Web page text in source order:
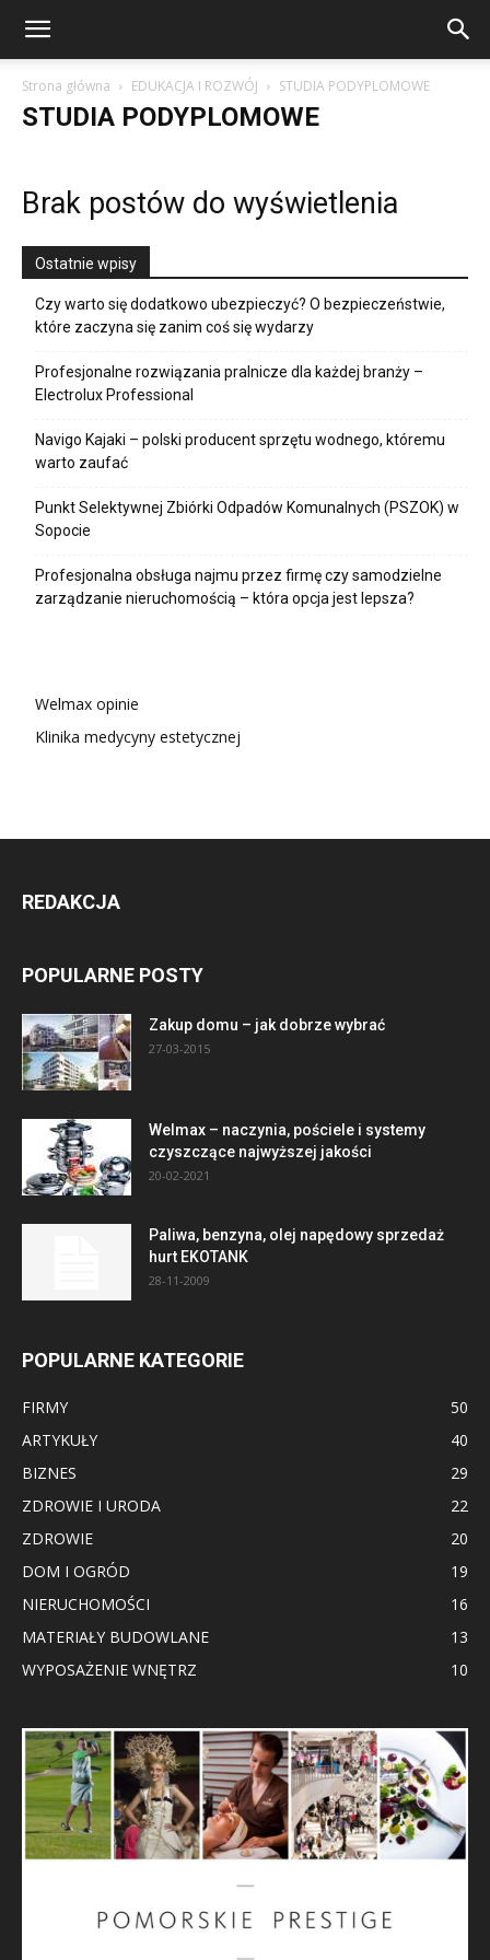
Strona główna EDUKACJA I ROZWÓJ STUDIA PODYPLOMOWE
STUDIA PODYPLOMOWE
Brak postów do wyświetlenia
Ostatnie wpisy
Czy warto się dodatkowo ubezpieczyć? O bezpieczeństwie,
które zaczyna się zanim coś się wydarzy
Profesjonalne rozwiązania pralnicze dla każdej branży –
Electrolux Professional
Navigo Kajaki – polski producent sprzętu wodnego, któremu
warto zaufać
Punkt Selektywnej Zbiórki Odpadów Komunalnych (PSZOK) w
Sopocie
Profesjonalna obsługa najmu przez firmę czy samodzielne
zarządzanie nieruchomością – która opcja jest lepsza?
Welmax opinie
Klinika medycyny estetycznej
REDAKCJA
POPULARNE POSTY
Zakup domu – jak dobrze wybrać
27-03-2015
Welmax – naczynia, pościele i systemy
czyszczące najwyższej jakości
20-02-2021
Paliwa, benzyna, olej napędowy sprzedaż
hurt EKOTANK
28-11-2009
POPULARNE KATEGORIE
FIRMY
50
ARTYKUŁY
40
BIZNES
29
ZDROWIE I URODA
22
ZDROWIE
20
DOM I OGRÓD
19
NIERUCHOMOŚCI
16
MATERIAŁY BUDOWLANE
13
WYPOSAŻENIE WNĘTRZ
10